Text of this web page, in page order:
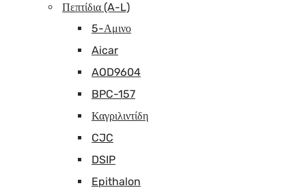
Πεπτίδια (A-L)
5-Αμινο
Aicar
AOD9604
BPC-157
Καγριλιντίδη
CJC
DSIP
Epithalon